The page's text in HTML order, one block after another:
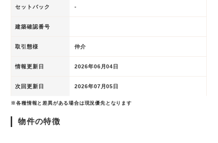
セットバック -
建築確認番号
取引態様 仲介
情報更新日 2026年06月04日
次回更新日 2026年07月05日
※各種情報と差異がある場合は現況優先となります
物件の特徴